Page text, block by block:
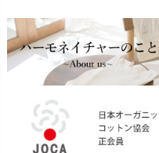
FAXでのご注文
お問い合わせchevron_right